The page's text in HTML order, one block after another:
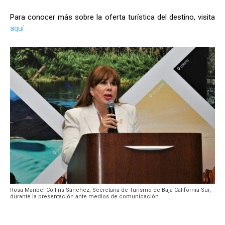
Para conocer más sobre la oferta turística del destino, visita
aquí
Rosa Maribel Collins Sánchez, Secretaria de Turismo de Baja California Sur,
durante la presentación ante medios de comunicación.